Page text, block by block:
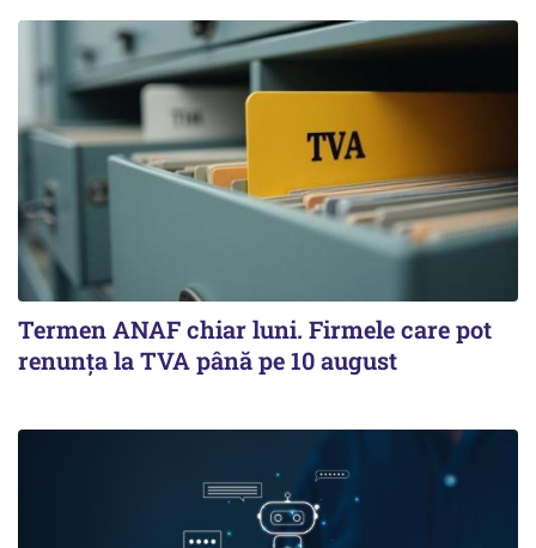
Termen ANAF chiar luni. Firmele care pot
renunța la TVA până pe 10 august